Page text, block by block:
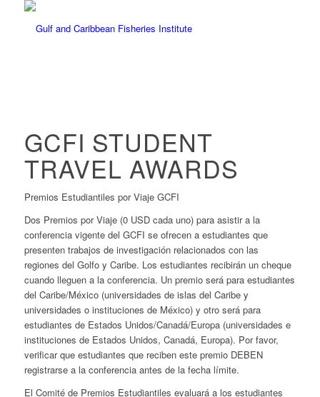
GCFI STUDENT
TRAVEL AWARDS
Premios Estudiantiles por Viaje GCFI
Dos Premios por Viaje (0 USD cada uno) para asistir a la
conferencia vigente del GCFI se ofrecen a estudiantes que
presenten trabajos de investigación relacionados con las
regiones del Golfo y Caribe. Los estudiantes recibirán un cheque
cuando lleguen a la conferencia. Un premio será para estudiantes
del Caribe/México (universidades de islas del Caribe y
universidades o instituciones de México) y otro será para
estudiantes de Estados Unidos/Canadá/Europa (universidades e
instituciones de Estados Unidos, Canadá, Europa). Por favor,
verificar que estudiantes que reciben este premio DEBEN
registrarse a la conferencia antes de la fecha límite.
El Comité de Premios Estudiantiles evaluará a los estudiantes